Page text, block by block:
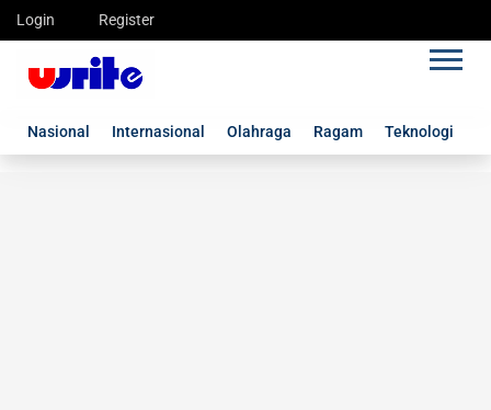
Login Register
Nasional Internasional Olahraga Ragam Teknologi